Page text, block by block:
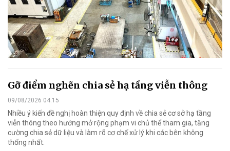
Gỡ điểm nghẽn chia sẻ hạ tầng viễn thông
09/08/2026 04:15
Nhiều ý kiến đề nghị hoàn thiện quy định về chia sẻ cơ sở hạ tầng
viễn thông theo hướng mở rộng phạm vi chủ thể tham gia, tăng
cường chia sẻ dữ liệu và làm rõ cơ chế xử lý khi các bên không
thống nhất.